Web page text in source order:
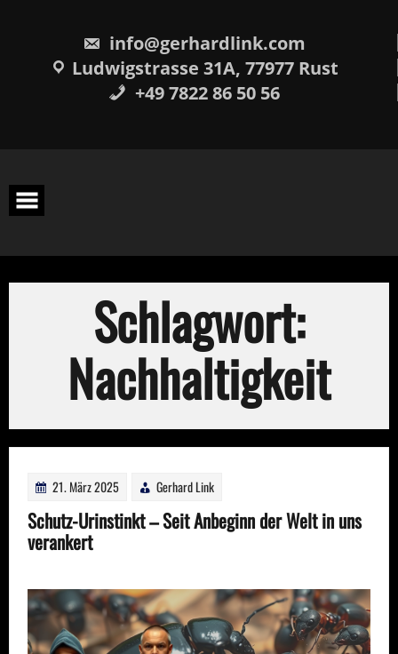
info@gerhardlink.com
Ludwigstrasse 31A, 77977 Rust
+49 7822 86 50 56
Schlagwort:
Nachhaltigkeit
21. März 2025 Gerhard Link
Schutz-Urinstinkt – Seit Anbeginn der Welt in uns
verankert